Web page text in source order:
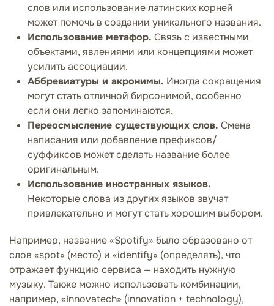
слов или использование латинских корней
может помочь в создании уникального названия.
Использование метафор. Связь с известными
объектами, явлениями или концепциями может
усилить ассоциации.
Аббревиатуры и акронимы. Иногда сокращения
могут стать отличной бирсонимой, особенно
если они легко запоминаются.
Переосмысление существующих слов. Смена
написания или добавление префиксов/
суффиксов может сделать название более
оригинальным.
Использование иностранных языков.
Некоторые слова из других языков звучат
привлекательно и могут стать хорошим выбором.
Например, название «Spotify» было образовано от
слов «spot» (место) и «identify» (определять), что
отражает функцию сервиса — находить нужную
музыку. Также можно использовать комбинации,
например, «Innovatech» (innovation + technology),